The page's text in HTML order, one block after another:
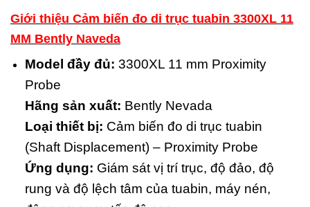
Giới thiệu Cảm biến đo di trục tuabin 3300XL 11
MM Bently Naveda
Model đầy đủ: 3300XL 11 mm Proximity
Probe
Hãng sản xuất: Bently Nevada
Loại thiết bị: Cảm biến đo di trục tuabin
(Shaft Displacement) – Proximity Probe
Ứng dụng: Giám sát vị trí trục, độ đảo, độ
rung và độ lệch tâm của tuabin, máy nén,